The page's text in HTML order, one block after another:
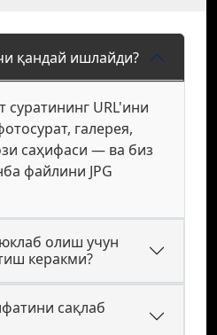
қандай ишлайди?
URL'ини
галерея,
саҳифаси — ва биз
файлини JPG
олиш учун
керакми?
сақлаб